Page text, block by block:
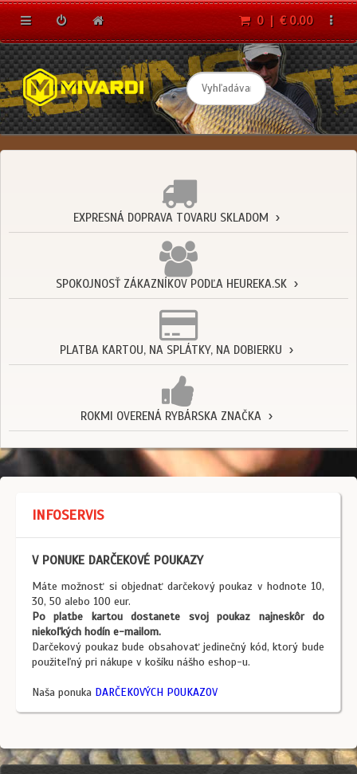
0 | € 0.00
EXPRESNÁ DOPRAVA TOVARU SKLADOM
SPOKOJNOSŤ ZÁKAZNÍKOV PODĽA HEUREKA.SK
PLATBA KARTOU, NA SPLÁTKY, NA DOBIERKU
ROKMI OVERENÁ RYBÁRSKA ZNAČKA
INFOSERVIS
V PONUKE DARČEKOVÉ POUKAZY
Máte možnosť si objednať darčekový poukaz v hodnote 10,
30, 50 alebo 100 eur.
Po platbe kartou dostanete svoj poukaz najneskôr do
niekoľkých hodín e-mailom.
Darčekový poukaz bude obsahovať jedinečný kód, ktorý bude
použiteľný pri nákupe v košíku nášho eshop-u.
Naša ponuka DARČEKOVÝCH POUKAZOV